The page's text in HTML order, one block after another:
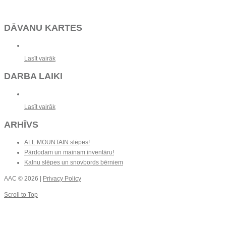
DĀVANU KARTES
Lasīt vairāk
DARBA LAIKI
Lasīt vairāk
ARHĪVS
ALL MOUNTAIN slēpes!
Pārdodam un mainam inventāru!
Kalnu slēpes un snovbords bērniem
AAC © 2026 | Privacy Policy
Scroll to Top